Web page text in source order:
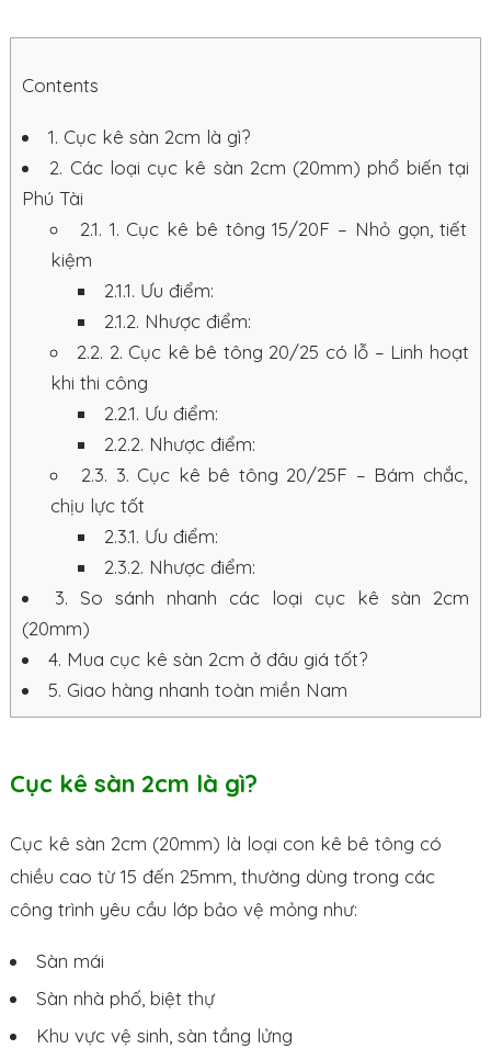
Contents
1. Cục kê sàn 2cm là gì?
2. Các loại cục kê sàn 2cm (20mm) phổ biến tại
Phú Tài
2.1. 1. Cục kê bê tông 15/20F – Nhỏ gọn, tiết
kiệm
2.1.1. Ưu điểm:
2.1.2. Nhược điểm:
2.2. 2. Cục kê bê tông 20/25 có lỗ – Linh hoạt
khi thi công
2.2.1. Ưu điểm:
2.2.2. Nhược điểm:
2.3. 3. Cục kê bê tông 20/25F – Bám chắc,
chịu lực tốt
2.3.1. Ưu điểm:
2.3.2. Nhược điểm:
3. So sánh nhanh các loại cục kê sàn 2cm
(20mm)
4. Mua cục kê sàn 2cm ở đâu giá tốt?
5. Giao hàng nhanh toàn miền Nam
Cục kê sàn 2cm là gì?
Cục kê sàn 2cm (20mm) là loại con kê bê tông có
chiều cao từ 15 đến 25mm, thường dùng trong các
công trình yêu cầu lớp bảo vệ mỏng như:
Sàn mái
Sàn nhà phố, biệt thự
Khu vực vệ sinh, sàn tầng lửng